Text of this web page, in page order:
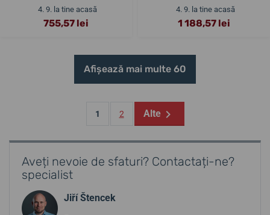
4. 9. la tine acasă
755,57 lei
4. 9. la tine acasă
1 188,57 lei
Afișează mai multe 60
1 2 Alte
Aveți nevoie de sfaturi? Contactați-ne?
specialist
Jiří Štencek